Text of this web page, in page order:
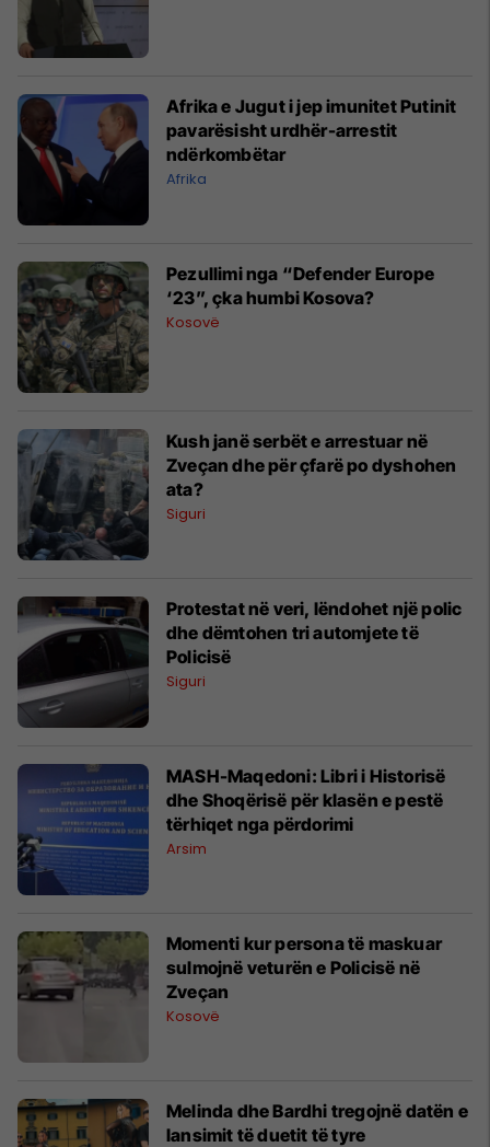
Afrika e Jugut i jep imunitet Putinit
pavarësisht urdhër-arrestit
ndërkombëtar
Afrika
Pezullimi nga “Defender Europe
‘23”, çka humbi Kosova?
Kosovë
Kush janë serbët e arrestuar në
Zveçan dhe për çfarë po dyshohen
ata?
Siguri
Protestat në veri, lëndohet një polic
dhe dëmtohen tri automjete të
Policisë
Siguri
MASH-Maqedoni: Libri i Historisë
dhe Shoqërisë për klasën e pestë
tërhiqet nga përdorimi
Arsim
Momenti kur persona të maskuar
sulmojnë veturën e Policisë në
Zveçan
Kosovë
Melinda dhe Bardhi tregojnë datën e
lansimit të duetit të tyre